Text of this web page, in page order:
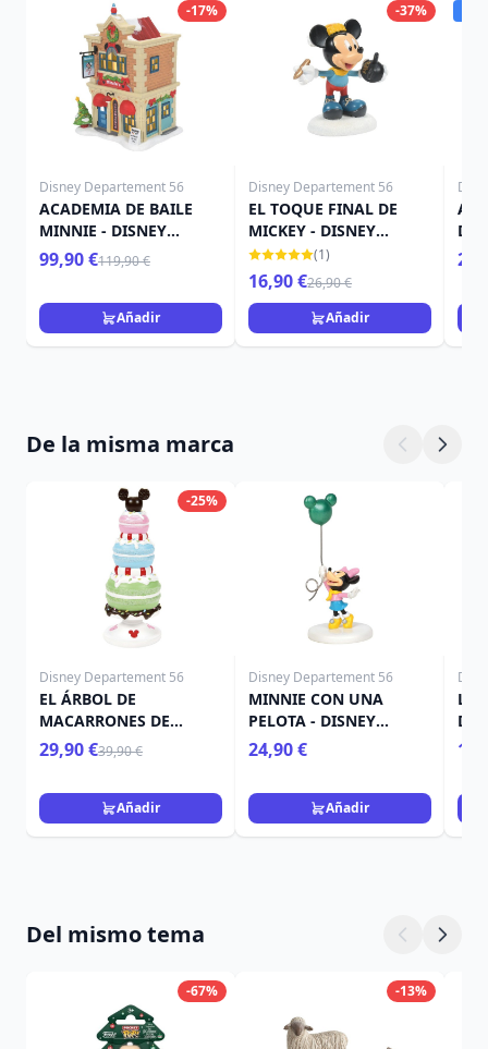
-17%
Disney Departement 56
ACADEMIA DE BAILE
MINNIE - DISNEY
VILLAGE
99,90 €119,90 €
Añadir
-37%
Disney Departement 56
EL TOQUE FINAL DE
MICKEY - DISNEY
VILLAGE(1)
16,90 €26,90 €
Añadir
De la misma marca
-25%
Disney Departement 56
EL ÁRBOL DE
MACARRONES DE
MICKEY - Disney D56
29,90 €39,90 €
Añadir
Disney Departement 56
MINNIE CON UNA
PELOTA - DISNEY
VILLAGE
24,90 €
Añadir
LA
Del mismo tema
-67% -13%